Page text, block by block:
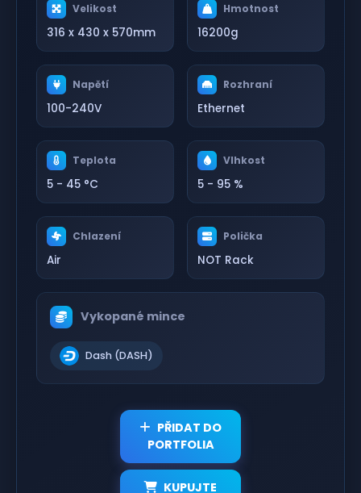
Velikost
316 x 430 x 570mm
Hmotnost
16200g
Napětí
100-240V
Rozhraní
Ethernet
Teplota
5 - 45 °C
Vlhkost
5 - 95 %
Chlazení
Air
Polička
NOT Rack
Vykopané mince
Dash (DASH)
PŘIDAT DO
PORTFOLIA
KUPUJTE